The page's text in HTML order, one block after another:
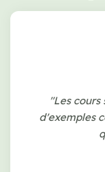
"Les
d'exemples